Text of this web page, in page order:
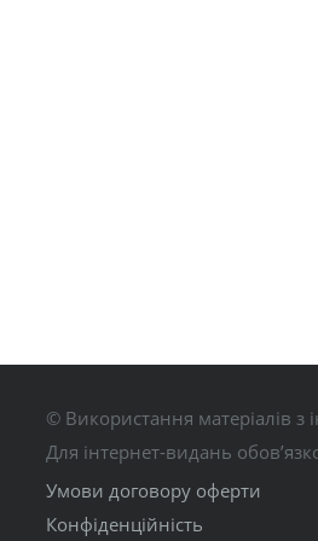
© Використання матеріалів
Для інтернет-видань
Умови договору оферти
Конфіденційність